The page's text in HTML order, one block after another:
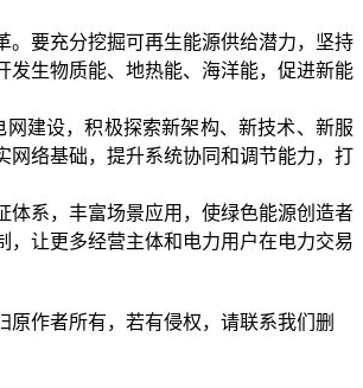
。要充分挖掘可再生能源供给潜力，坚持
发生物质能、地热能、海洋能，促进新能
建设，积极探索新架构、新技术、新服
网络基础，提升系统协同和调节能力，打
体系，丰富场景应用，使绿色能源创造者
让更多经营主体和电力用户在电力交易
作者所有，若有侵权，请联系我们删